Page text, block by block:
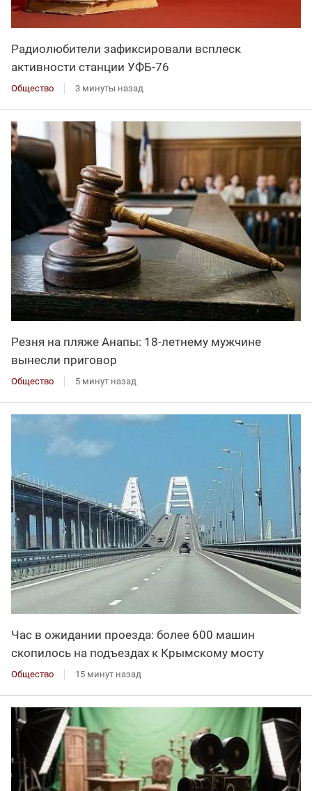
Радиолюбители зафиксировали всплеск
активности станции УФБ-76
Общество 3 минуты назад
Резня на пляже Анапы: 18-летнему мужчине
вынесли приговор
Общество 5 минут назад
Час в ожидании проезда: более 600 машин
скопилось на подъездах к Крымскому мосту
Общество 15 минут назад